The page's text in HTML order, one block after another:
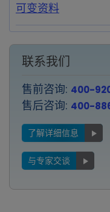
可变资料
联系我们
售前咨询: 400-
售后咨询: 400-
了解详细信息
与专家交谈